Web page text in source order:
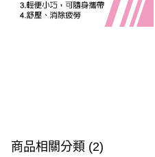
商品相關分類 (2)